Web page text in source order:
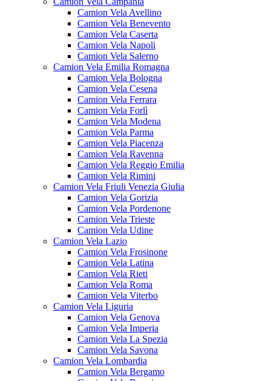
Camion Vela Avellino
Camion Vela Benevento
Camion Vela Caserta
Camion Vela Napoli
Camion Vela Salerno
Camion Vela Emilia Romagna
Camion Vela Bologna
Camion Vela Cesena
Camion Vela Ferrara
Camion Vela Forlì
Camion Vela Modena
Camion Vela Parma
Camion Vela Piacenza
Camion Vela Ravenna
Camion Vela Reggio Emilia
Camion Vela Rimini
Camion Vela Friuli Venezia Giulia
Camion Vela Gorizia
Camion Vela Pordenone
Camion Vela Trieste
Camion Vela Udine
Camion Vela Lazio
Camion Vela Frosinone
Camion Vela Latina
Camion Vela Rieti
Camion Vela Roma
Camion Vela Viterbo
Camion Vela Liguria
Camion Vela Genova
Camion Vela Imperia
Camion Vela La Spezia
Camion Vela Savona
Camion Vela Lombardia
Camion Vela Bergamo